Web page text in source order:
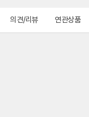
의견/리뷰 연관상품